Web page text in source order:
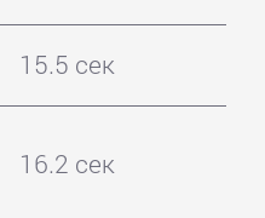
15.5 сек
16.2 сек